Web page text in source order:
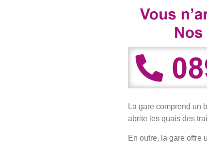
La gare comprend un
abrite les quais des
En outre, la gare offre